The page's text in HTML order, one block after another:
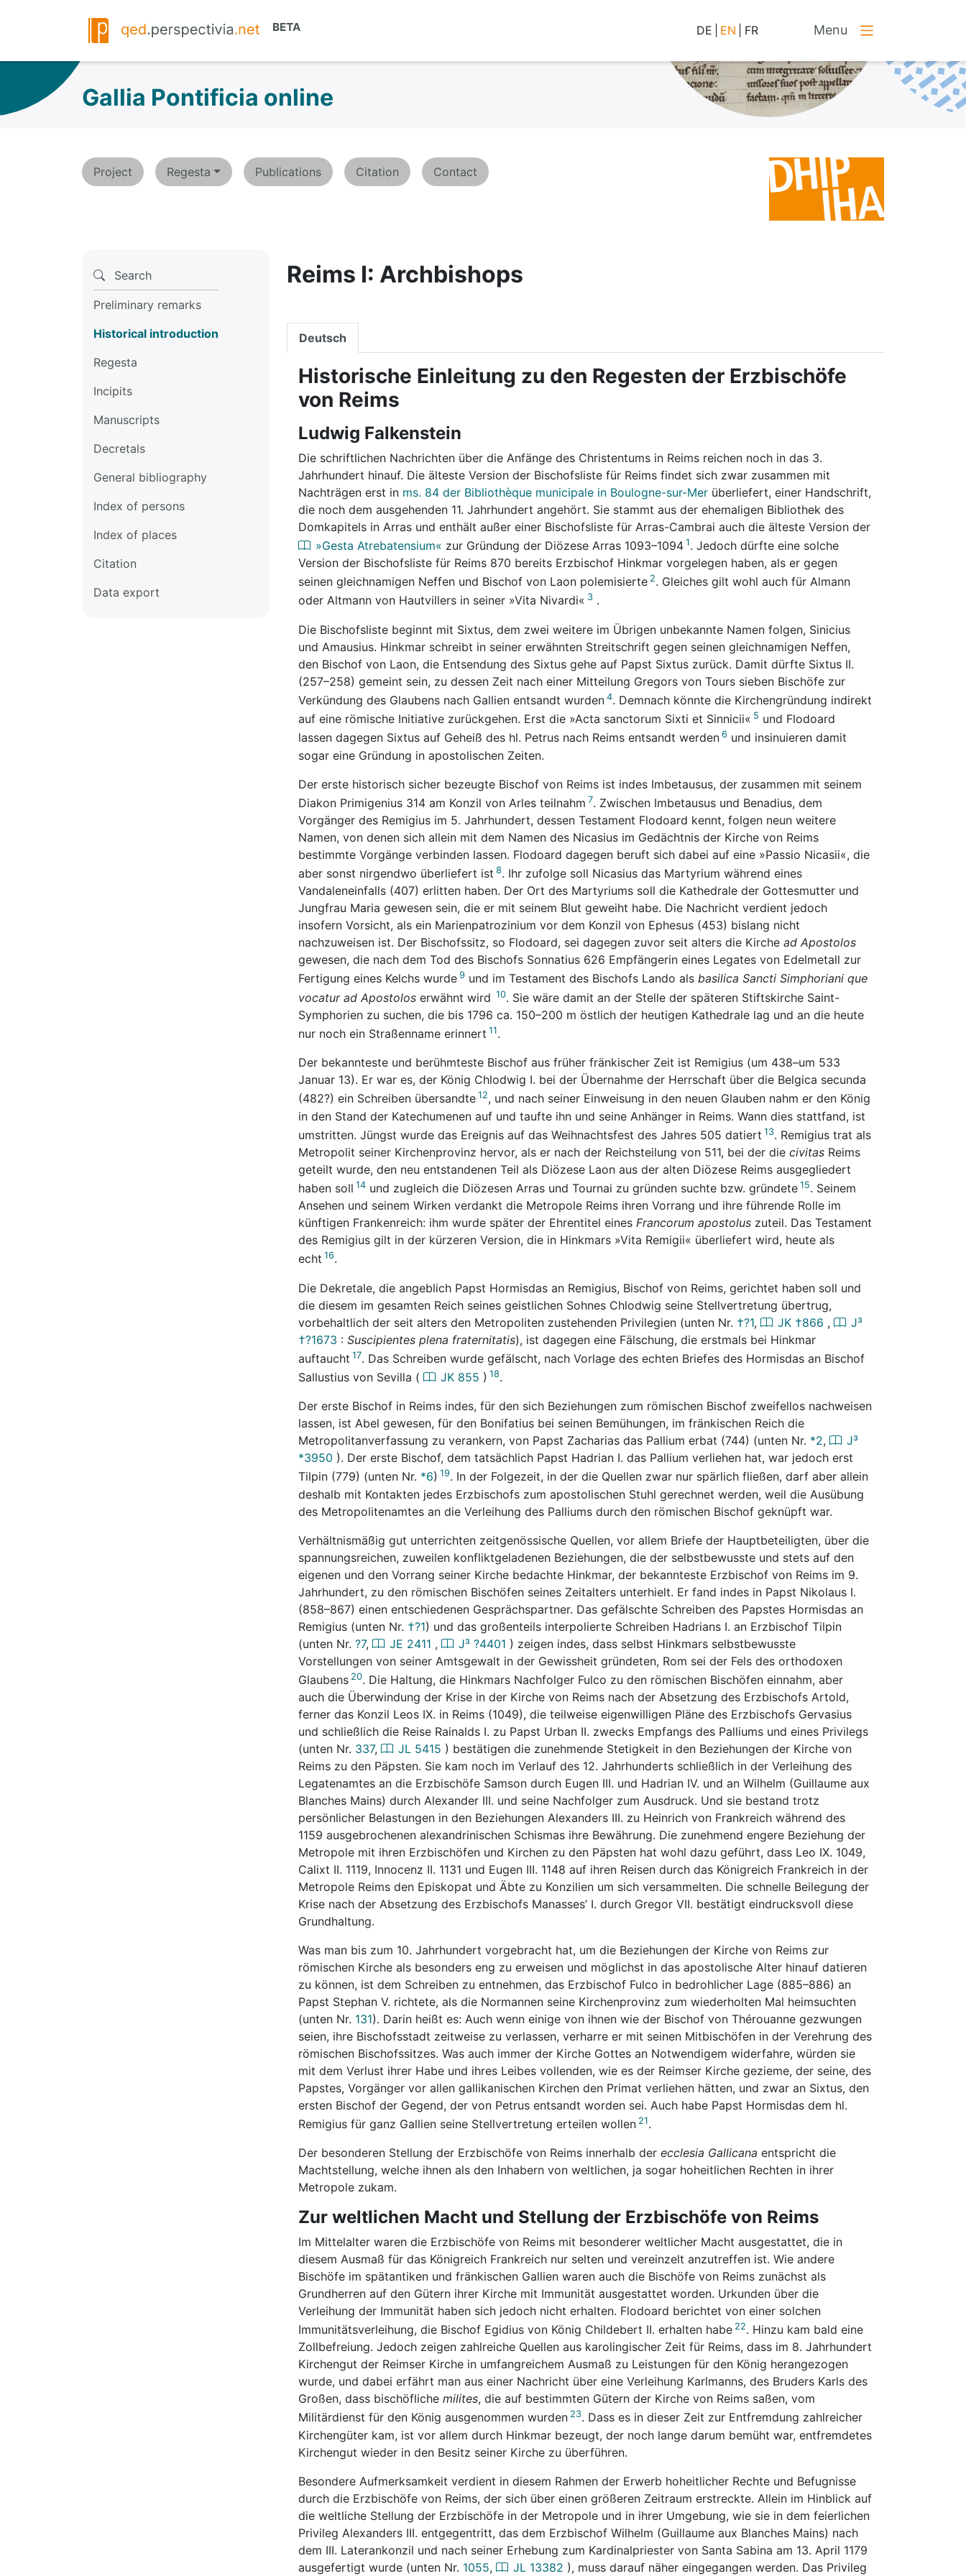
DE EN FR Menu
Gallia Pontificia online
Project Regesta Publications Citation Contact
Search
Preliminary remarks
Historical introduction
Regesta
Incipits
Manuscripts
Decretals
General bibliography
Index of persons
Index of places
Citation
Data export
Reims I: Archbishops
Deutsch
Historische Einleitung zu den Regesten der Erzbischöfe
von Reims
Ludwig Falkenstein
Die schriftlichen Nachrichten über die Anfänge des Christentums in Reims reichen noch in das 3.
Jahrhundert hinauf. Die älteste Version der Bischofsliste für Reims findet sich zwar zusammen mit
Nachträgen erst in ms. 84 der Bibliothèque municipale in Boulogne-sur-Mer überliefert, einer Handschrift,
die noch dem ausgehenden 11. Jahrhundert angehört. Sie stammt aus der ehemaligen Bibliothek des
Domkapitels in Arras und enthält außer einer Bischofsliste für Arras-Cambrai auch die älteste Version der
»Gesta Atrebatensium« zur Gründung der Diözese Arras 1093–1094 1. Jedoch dürfte eine solche
Version der Bischofsliste für Reims 870 bereits Erzbischof Hinkmar vorgelegen haben, als er gegen
seinen gleichnamigen Neffen und Bischof von Laon polemisierte 2. Gleiches gilt wohl auch für Almann
oder Altmann von Hautvillers in seiner »Vita Nivardi« 3 .
Die Bischofsliste beginnt mit Sixtus, dem zwei weitere im Übrigen unbekannte Namen folgen, Sinicius
und Amausius. Hinkmar schreibt in seiner erwähnten Streitschrift gegen seinen gleichnamigen Neffen,
den Bischof von Laon, die Entsendung des Sixtus gehe auf Papst Sixtus zurück. Damit dürfte Sixtus II.
(257–258) gemeint sein, zu dessen Zeit nach einer Mitteilung Gregors von Tours sieben Bischöfe zur
Verkündung des Glaubens nach Gallien entsandt wurden 4. Demnach könnte die Kirchengründung indirekt
auf eine römische Initiative zurückgehen. Erst die »Acta sanctorum Sixti et Sinnicii« 5 und Flodoard
lassen dagegen Sixtus auf Geheiß des hl. Petrus nach Reims entsandt werden 6 und insinuieren damit
sogar eine Gründung in apostolischen Zeiten.
Der erste historisch sicher bezeugte Bischof von Reims ist indes Imbetausus, der zusammen mit seinem
Diakon Primigenius 314 am Konzil von Arles teilnahm 7. Zwischen Imbetausus und Benadius, dem
Vorgänger des Remigius im 5. Jahrhundert, dessen Testament Flodoard kennt, folgen neun weitere
Namen, von denen sich allein mit dem Namen des Nicasius im Gedächtnis der Kirche von Reims
bestimmte Vorgänge verbinden lassen. Flodoard dagegen beruft sich dabei auf eine »Passio Nicasii«, die
aber sonst nirgendwo überliefert ist 8. Ihr zufolge soll Nicasius das Martyrium während eines
Vandaleneinfalls (407) erlitten haben. Der Ort des Martyriums soll die Kathedrale der Gottesmutter und
Jungfrau Maria gewesen sein, die er mit seinem Blut geweiht habe. Die Nachricht verdient jedoch
insofern Vorsicht, als ein Marienpatrozinium vor dem Konzil von Ephesus (453) bislang nicht
nachzuweisen ist. Der Bischofssitz, so Flodoard, sei dagegen zuvor seit alters die Kirche ad Apostolos
gewesen, die nach dem Tod des Bischofs Sonnatius 626 Empfängerin eines Legates von Edelmetall zur
Fertigung eines Kelchs wurde 9 und im Testament des Bischofs Lando alsbasilica Sancti Simphoriani que
vocatur ad Apostolos erwähnt wird 10. Sie wäre damit an der Stelle der späteren Stiftskirche Saint-
Symphorien zu suchen, die bis 1796 ca. 150–200 m östlich der heutigen Kathedrale lag und an die heute
nur noch ein Straßenname erinnert 11.
Der bekannteste und berühmteste Bischof aus früher fränkischer Zeit ist Remigius (um 438–um 533
Januar 13). Er war es, der König Chlodwig I. bei der Übernahme der Herrschaft über die Belgica secunda
(482?) ein Schreiben übersandte 12, und nach seiner Einweisung in den neuen Glauben nahm er den König
in den Stand der Katechumenen auf und taufte ihn und seine Anhänger in Reims. Wann dies stattfand, ist
umstritten. Jüngst wurde das Ereignis auf das Weihnachtsfest des Jahres 505 datiert 13. Remigius trat als
Metropolit seiner Kirchenprovinz hervor, als er nach der Reichsteilung von 511, bei der die civitas Reims
geteilt wurde, den neu entstandenen Teil als Diözese Laon aus der alten Diözese Reims ausgegliedert
haben soll 14 und zugleich die Diözesen Arras und Tournai zu gründen suchte bzw. gründete 15. Seinem
Ansehen und seinem Wirken verdankt die Metropole Reims ihren Vorrang und ihre führende Rolle im
künftigen Frankenreich: ihm wurde später der Ehrentitel eines Francorum apostolus zuteil. Das Testament
des Remigius gilt in der kürzeren Version, die in Hinkmars »Vita Remigii« überliefert wird, heute als
echt 16.
Die Dekretale, die angeblich Papst Hormisdas an Remigius, Bischof von Reims, gerichtet haben soll und
die diesem im gesamten Reich seines geistlichen Sohnes Chlodwig seine Stellvertretung übertrug,
vorbehaltlich der seit alters den Metropoliten zustehenden Privilegien (unten Nr. †?1, JK †866 ,
J³
†?1673 : Suscipientes plena fraternitatis), ist dagegen eine Fälschung, die erstmals bei Hinkmar
auftaucht 17. Das Schreiben wurde gefälscht, nach Vorlage des echten Briefes des Hormisdas an Bischof
Sallustius von Sevilla (
JK 855 ) 18.
Der erste Bischof in Reims indes, für den sich Beziehungen zum römischen Bischof zweifellos nachweisen
lassen, ist Abel gewesen, für den Bonifatius bei seinen Bemühungen, im fränkischen Reich die
Metropolitanverfassung zu verankern, von Papst Zacharias das Pallium erbat (744) (unten Nr. *2,
J³
*3950 ). Der erste Bischof, dem tatsächlich Papst Hadrian I. das Pallium verliehen hat, war jedoch erst
Tilpin (779) (unten Nr. *6) 19. In der Folgezeit, in der die Quellen zwar nur spärlich fließen, darf aber allein
deshalb mit Kontakten jedes Erzbischofs zum apostolischen Stuhl gerechnet werden, weil die Ausübung
des Metropolitenamtes an die Verleihung des Palliums durch den römischen Bischof geknüpft war.
Verhältnismäßig gut unterrichten zeitgenössische Quellen, vor allem Briefe der Hauptbeteiligten, über die
spannungsreichen, zuweilen konfliktgeladenen Beziehungen, die der selbstbewusste und stets auf den
eigenen und den Vorrang seiner Kirche bedachte Hinkmar, der bekannteste Erzbischof von Reims im 9.
Jahrhundert, zu den römischen Bischöfen seines Zeitalters unterhielt. Er fand indes in Papst Nikolaus I.
(858–867) einen entschiedenen Gesprächspartner. Das gefälschte Schreiben des Papstes Hormisdas an
Remigius (unten Nr. †?1) und das großenteils interpolierte Schreiben Hadrians I. an Erzbischof Tilpin
(unten Nr. ?7, JE 2411 , J³ ?4401 ) zeigen indes, dass selbst Hinkmars selbstbewusste
Vorstellungen von seiner Amtsgewalt in der Gewissheit gründeten, Rom sei der Fels des orthodoxen
Glaubens 20. Die Haltung, die Hinkmars Nachfolger Fulco zu den römischen Bischöfen einnahm, aber
auch die Überwindung der Krise in der Kirche von Reims nach der Absetzung des Erzbischofs Artold,
ferner das Konzil Leos IX. in Reims (1049), die teilweise eigenwilligen Pläne des Erzbischofs Gervasius
und schließlich die Reise Rainalds I. zu Papst Urban II. zwecks Empfangs des Palliums und eines Privilegs
(unten Nr. 337, JL 5415 ) bestätigen die zunehmende Stetigkeit in den Beziehungen der Kirche von
Reims zu den Päpsten. Sie kam noch im Verlauf des 12. Jahrhunderts schließlich in der Verleihung des
Legatenamtes an die Erzbischöfe Samson durch Eugen III. und Hadrian IV. und an Wilhelm (Guillaume aux
Blanches Mains) durch Alexander III. und seine Nachfolger zum Ausdruck. Und sie bestand trotz
persönlicher Belastungen in den Beziehungen Alexanders III. zu Heinrich von Frankreich während des
1159 ausgebrochenen alexandrinischen Schismas ihre Bewährung. Die zunehmend engere Beziehung der
Metropole mit ihren Erzbischöfen und Kirchen zu den Päpsten hat wohl dazu geführt, dass Leo IX. 1049,
Calixt II. 1119, Innocenz II. 1131 und Eugen III. 1148 auf ihren Reisen durch das Königreich Frankreich in der
Metropole Reims den Episkopat und Äbte zu Konzilien um sich versammelten. Die schnelle Beilegung der
Krise nach der Absetzung des Erzbischofs Manasses’ I. durch Gregor VII. bestätigt eindrucksvoll diese
Grundhaltung.
Was man bis zum 10. Jahrhundert vorgebracht hat, um die Beziehungen der Kirche von Reims zur
römischen Kirche als besonders eng zu erweisen und möglichst in das apostolische Alter hinauf datieren
zu können, ist dem Schreiben zu entnehmen, das Erzbischof Fulco in bedrohlicher Lage (885–886) an
Papst Stephan V. richtete, als die Normannen seine Kirchenprovinz zum wiederholten Mal heimsuchten
(unten Nr. 131). Darin heißt es: Auch wenn einige von ihnen wie der Bischof von Thérouanne gezwungen
seien, ihre Bischofsstadt zeitweise zu verlassen, verharre er mit seinen Mitbischöfen in der Verehrung des
römischen Bischofssitzes. Was auch immer der Kirche Gottes an Notwendigem widerfahre, würden sie
mit dem Verlust ihrer Habe und ihres Leibes vollenden, wie es der Reimser Kirche gezieme, der seine, des
Papstes, Vorgänger vor allen gallikanischen Kirchen den Primat verliehen hätten, und zwar an Sixtus, den
ersten Bischof der Gegend, der von Petrus entsandt worden sei. Auch habe Papst Hormisdas dem hl.
Remigius für ganz Gallien seine Stellvertretung erteilen wollen 21.
Der besonderen Stellung der Erzbischöfe von Reims innerhalb der ecclesia Gallicana entspricht die
Machtstellung, welche ihnen als den Inhabern von weltlichen, ja sogar hoheitlichen Rechten in ihrer
Metropole zukam.
Zur weltlichen Macht und Stellung der Erzbischöfe von Reims
Im Mittelalter waren die Erzbischöfe von Reims mit besonderer weltlicher Macht ausgestattet, die in
diesem Ausmaß für das Königreich Frankreich nur selten und vereinzelt anzutreffen ist. Wie andere
Bischöfe im spätantiken und fränkischen Gallien waren auch die Bischöfe von Reims zunächst als
Grundherren auf den Gütern ihrer Kirche mit Immunität ausgestattet worden. Urkunden über die
Verleihung der Immunität haben sich jedoch nicht erhalten. Flodoard berichtet von einer solchen
Immunitätsverleihung, die Bischof Egidius von König Childebert II. erhalten habe 22. Hinzu kam bald eine
Zollbefreiung. Jedoch zeigen zahlreiche Quellen aus karolingischer Zeit für Reims, dass im 8. Jahrhundert
Kirchengut der Reimser Kirche in umfangreichem Ausmaß zu Leistungen für den König herangezogen
wurde, und dabei erfährt man aus einer Nachricht über eine Verleihung Karlmanns, des Bruders Karls des
Großen, dass bischöfliche milites, die auf bestimmten Gütern der Kirche von Reims saßen, vom
Militärdienst für den König ausgenommen wurden 23. Dass es in dieser Zeit zur Entfremdung zahlreicher
Kirchengüter kam, ist vor allem durch Hinkmar bezeugt, der noch lange darum bemüht war, entfremdetes
Kirchengut wieder in den Besitz seiner Kirche zu überführen.
Besondere Aufmerksamkeit verdient in diesem Rahmen der Erwerb hoheitlicher Rechte und Befugnisse
durch die Erzbischöfe von Reims, der sich über einen größeren Zeitraum erstreckte. Allein im Hinblick auf
die weltliche Stellung der Erzbischöfe in der Metropole und in ihrer Umgebung, wie sie in dem feierlichen
Privileg Alexanders III. entgegentritt, das dem Erzbischof Wilhelm (Guillaume aux Blanches Mains) nach
dem III. Laterankonzil und nach seiner Erhebung zum Kardinalpriester von Santa Sabina am 13. April 1179
ausgefertigt wurde (unten Nr. 1055, JL 13382 ), muss darauf näher eingegangen werden. Das Privileg